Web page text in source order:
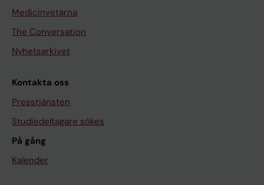
Medicinvetarna
The Conversation
Nyhetsarkivet
Kontakta oss
Presstjänsten
Studiedeltagare sökes
På gång
Kalender